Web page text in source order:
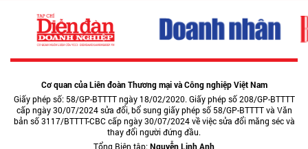
Cơ quan của Liên đoàn Thương mại và Công nghiệp Việt Nam
Giấy phép số: 58/GP-BTTTT ngày 18/02/2020. Giấy phép số 208/GP-BTTTT
cấp ngày 30/07/2024 sửa đổi, bổ sung giấy phép số 58/GP-BTTTT và Văn
bản số 3117/BTTTT-CBC cấp ngày 30/07/2024 về việc sửa đổi măng séc và
thay đổi người đứng đầu.
Tổng Biên tập:Nguyễn Linh Anh